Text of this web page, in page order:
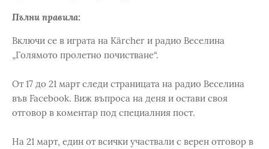
Пълни правила:
Включи се в играта на Kärcher и радио Веселина
„Голямото пролетно почистване“.
От 17 до 21 март следи страницата на радио Веселина
във Facebook. Виж въпроса на деня и остави своя
отговор в коментар под специалния пост.
На 21 март, един от всички участвали с верен отговор в